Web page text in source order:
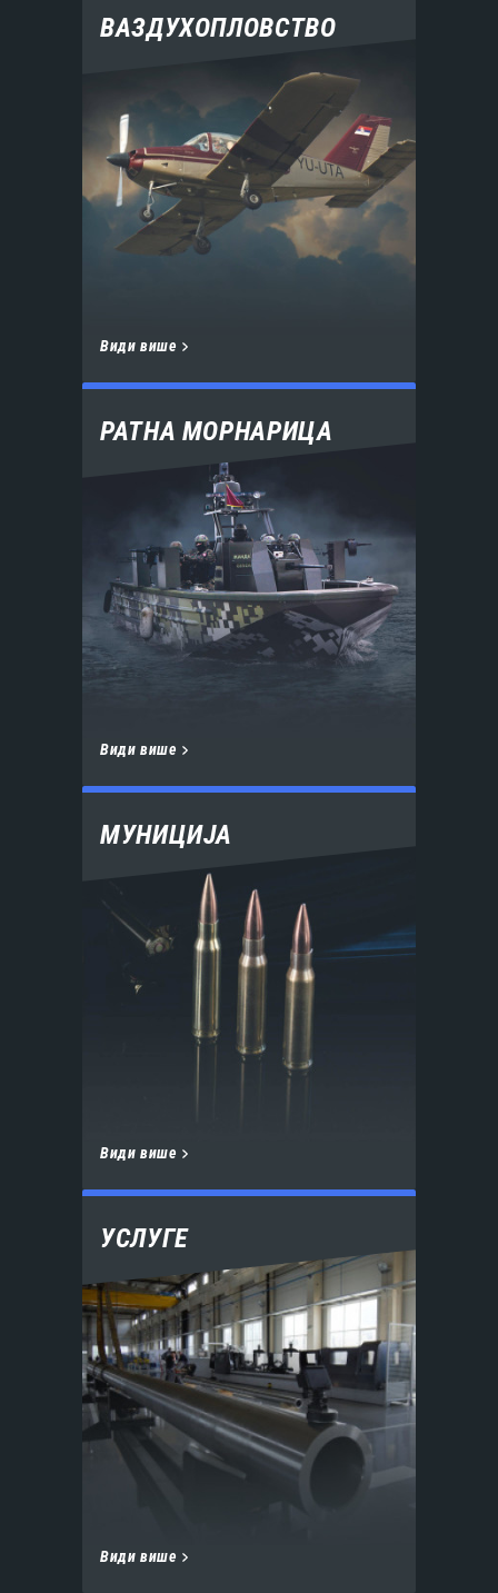
ВАЗДУХОПЛОВСТВО
Види више
РАТНА МОРНАРИЦА
Види више
МУНИЦИЈА
Види више
УСЛУГЕ
Види више